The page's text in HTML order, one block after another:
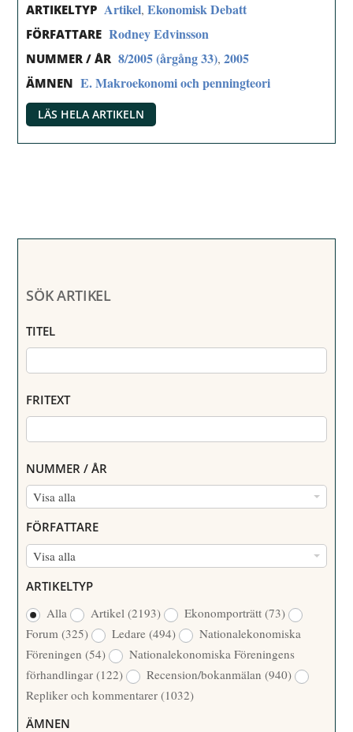
ARTIKELTYP Artikel,Ekonomisk Debatt
FÖRFATTARE Rodney Edvinsson
NUMMER / ÅR 8/2005 (årgång 33),2005
ÄMNEN E. Makroekonomi och penningteori
LÄS HELA ARTIKELN
SÖK ARTIKEL
TITEL
FRITEXT
NUMMER / ÅR
Visa alla
N
M
M
/
Å
R
FÖRFATTARE
Visa alla
R
F
A
T
T
A
R
ARTIKELTYP
Alla
Artikel(2193) Ekonomporträtt(73)
Forum(325) Ledare(494)
Nationalekonomiska
Föreningen(54)
Nationalekonomiska Föreningens
förhandlingar(122) Recension/bokanmälan(940)
Repliker och kommentarer(1032)
ÄMNEN